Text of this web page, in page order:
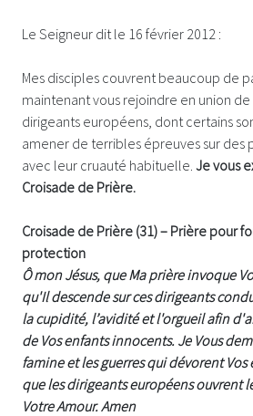
Le Seigneur dit le 16 février 2012 :
Mes disciples couvrent beaucoup de
maintenant vous rejoindre en union
dirigeants européens, dont certains
amener de terribles épreuves sur des
avec leur cruauté habituelle. Je vous
Croisade de Prière.
Croisade de Prière (31) – Prière pour
protection
Ô mon Jésus, que Ma prière invoque
qu'Il descende sur ces dirigeants
la cupidité, l’avidité et l'orgueil afin
de Vos enfants innocents. Je Vous
famine et les guerres qui dévorent
que les dirigeants européens ouvrent
Votre Amour. Amen